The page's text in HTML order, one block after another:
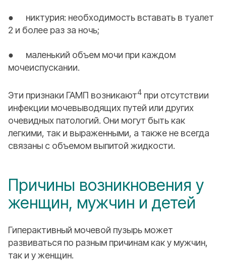
● никтурия: необходимость вставать в туалет
2 и более раз за ночь;
● маленький объем мочи при каждом
мочеиспускании.
Эти признаки ГАМП возникают4 при отсутствии
инфекции мочевыводящих путей или других
очевидных патологий. Они могут быть как
легкими, так и выраженными, а также не всегда
связаны с объемом выпитой жидкости.
Причины возникновения у
женщин, мужчин и детей
Гиперактивный мочевой пузырь может
развиваться по разным причинам как у мужчин,
так и у женщин.